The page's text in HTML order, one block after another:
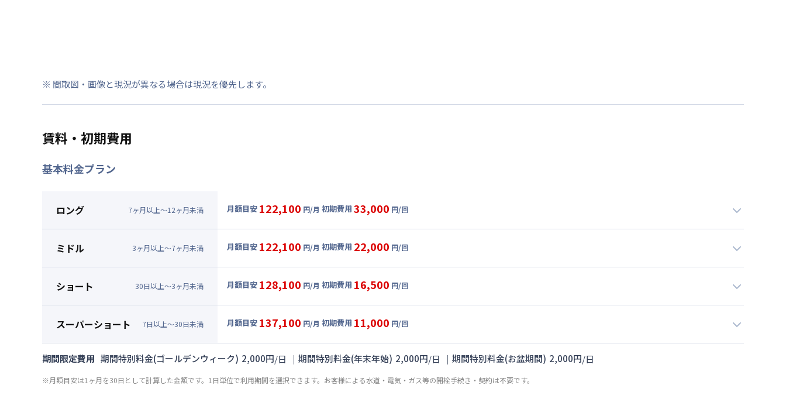
※ 間取図・画像と現況が異なる場合は現況を優先します。
賃料・初期費用
基本料金プラン
ロング 7ヶ月以上～12ヶ月未満 月額目安 122,100 円/月 初期費用 33,000 円/回
84,000円/月 (2,800円/日)
光熱費他 : 21,000円/月 (700円/日) (税抜)
清掃料他 : 30,000円/回 (税抜)
その他費用 :
ミドル 3ヶ月以上～7ヶ月未満 月額目安 122,100 円/月 初期費用 22,000 円/回
84,000円/月 (2,800円/日)
光熱費他 : 21,000円/月 (700円/日) (税抜)
清掃料他 : 20,000円/回 (税抜)
その他費用 :
管理費: 15,000円/月 (500円/日)
ショート 30日以上～3ヶ月未満 月額目安 128,100 円/月 初期費用 16,500 円/回
90,000円/月 (3,000円/日)
光熱費他 : 21,000円/月 (700円/日) (税抜)
清掃料他 : 15,000円/回 (税抜)
その他費用 :
スーパーショート 7日以上～30日未満 月額目安 137,100 円/月 初期費用 11,000 円/回
月額賃料目安(30日利用)
光熱費他 : 21,000円/月 (700円/日) (税抜)
期間限定費用 期間特別料金(ゴールデンウィーク) 2,000円/日 ｜ 期間特別料金(年末年始) 2,000円/日 ｜ 期間特別料金(お盆期間) 2,000円/日
※月額目安は1ヶ月を30日として計算した金額です。1日単位で利用期間を選択できます。お客様による水道・電気・ガス等の開栓手続き・契約は不要です。